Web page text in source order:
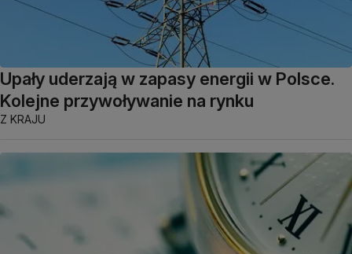
Upały uderzają w zapasy energii w Polsce.
Kolejne przywoływanie na rynku
Z KRAJU